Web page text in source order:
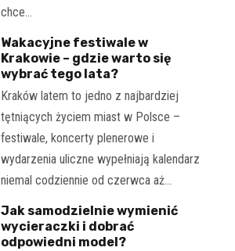
chce…
Wakacyjne festiwale w
Krakowie – gdzie warto się
wybrać tego lata?
Kraków latem to jedno z najbardziej
tętniących życiem miast w Polsce –
festiwale, koncerty plenerowe i
wydarzenia uliczne wypełniają kalendarz
niemal codziennie od czerwca aż…
Jak samodzielnie wymienić
wycieraczki i dobrać
odpowiedni model?